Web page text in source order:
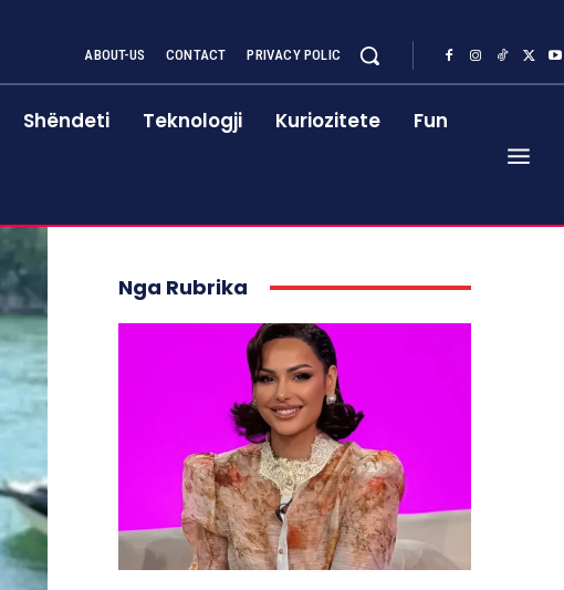
ABOUT-US CONTACT PRIVACY POLIC
Shëndeti Teknologji Kuriozitete Fun
Nga Rubrika